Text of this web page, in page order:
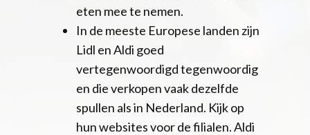
eten mee te nemen.
In de meeste Europese landen zijn
Lidl en Aldi goed
vertegenwoordigd tegenwoordig
en die verkopen vaak dezelfde
spullen als in Nederland. Kijk op
hun websites voor de filialen. Aldi